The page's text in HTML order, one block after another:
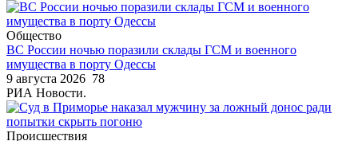
Общество
ВС России ночью поразили склады ГСМ и военного
имущества в порту Одессы
9 августа 2026 78
РИА Новости.
Происшествия